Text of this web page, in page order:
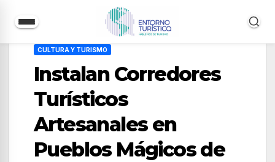
contenido
CULTURA Y TURISMO
Instalan Corredores
Turísticos
Artesanales en
Pueblos Mágicos de